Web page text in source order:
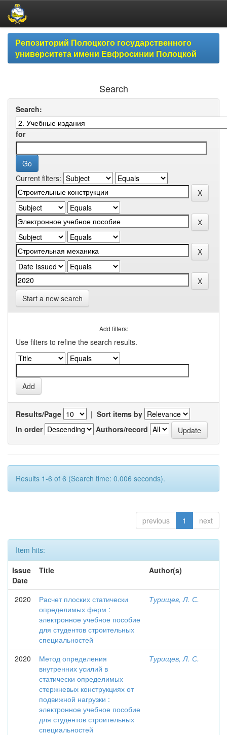
Skip
navigationРепозиторий Полоцкого государственного
университета имени Евфросинии Полоцкой
Search
Search:
for
Current filters:
Start a new search
Add filters:
Use filters to refine the search results.
Results/Page | Sort items by
In order
Authors/record
Results 1-6 of 6 (Search time: 0.006 seconds).
previous 1 next
Item hits:
Issue
Date
Title Author(s)
2020
Расчет плоских статически
определимых ферм :
электронное учебное пособие
для студентов строительных
специальностей
Турищев, Л. С.
2020
Метод определения
внутренних усилий в
статически определимых
стержневых конструкциях от
подвижной нагрузки :
электронное учебное пособие
для студентов строительных
специальностей
Турищев, Л. С.